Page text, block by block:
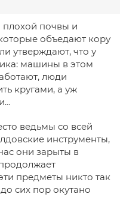
плохой почвы и
объедают кору
утверждают, что у
машины в этом
люди
кругами, а уж
ведьмы со всей
инструменты,
они зарыты в
предметы никто так
сих пор окутано